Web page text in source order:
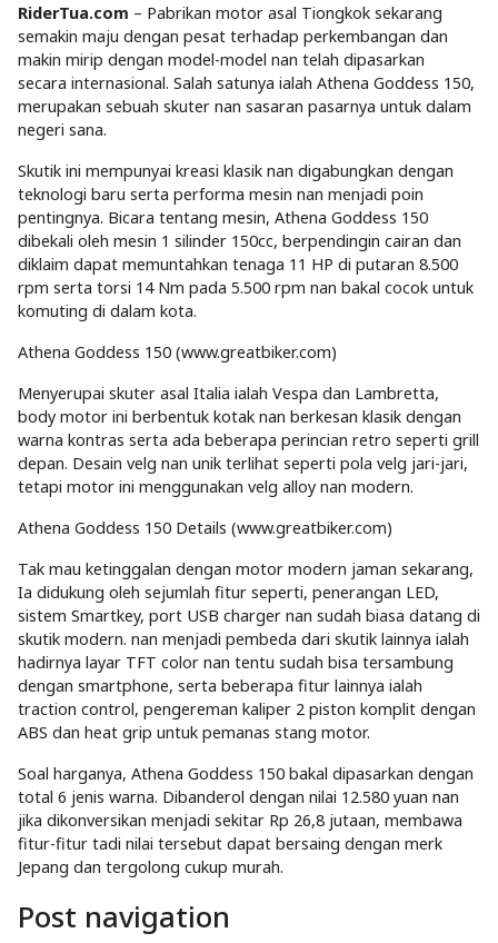
RiderTua.com – Pabrikan motor asal Tiongkok sekarang
semakin maju dengan pesat terhadap perkembangan dan
makin mirip dengan model-model nan telah dipasarkan
secara internasional. Salah satunya ialah Athena Goddess 150,
merupakan sebuah skuter nan sasaran pasarnya untuk dalam
negeri sana.
Skutik ini mempunyai kreasi klasik nan digabungkan dengan
teknologi baru serta performa mesin nan menjadi poin
pentingnya. Bicara tentang mesin, Athena Goddess 150
dibekali oleh mesin 1 silinder 150cc, berpendingin cairan dan
diklaim dapat memuntahkan tenaga 11 HP di putaran 8.500
rpm serta torsi 14 Nm pada 5.500 rpm nan bakal cocok untuk
komuting di dalam kota.
Athena Goddess 150 (www.greatbiker.com)
Menyerupai skuter asal Italia ialah Vespa dan Lambretta,
body motor ini berbentuk kotak nan berkesan klasik dengan
warna kontras serta ada beberapa perincian retro seperti grill
depan. Desain velg nan unik terlihat seperti pola velg jari-jari,
tetapi motor ini menggunakan velg alloy nan modern.
Athena Goddess 150 Details (www.greatbiker.com)
Tak mau ketinggalan dengan motor modern jaman sekarang,
Ia didukung oleh sejumlah fitur seperti, penerangan LED,
sistem Smartkey, port USB charger nan sudah biasa datang di
skutik modern. nan menjadi pembeda dari skutik lainnya ialah
hadirnya layar TFT color nan tentu sudah bisa tersambung
dengan smartphone, serta beberapa fitur lainnya ialah
traction control, pengereman kaliper 2 piston komplit dengan
ABS dan heat grip untuk pemanas stang motor.
Soal harganya, Athena Goddess 150 bakal dipasarkan dengan
total 6 jenis warna. Dibanderol dengan nilai 12.580 yuan nan
jika dikonversikan menjadi sekitar Rp 26,8 jutaan, membawa
fitur-fitur tadi nilai tersebut dapat bersaing dengan merk
Jepang dan tergolong cukup murah.
Post navigation